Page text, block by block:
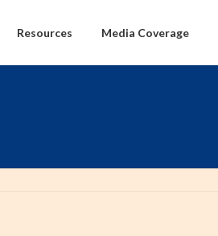
Resources Media Coverage